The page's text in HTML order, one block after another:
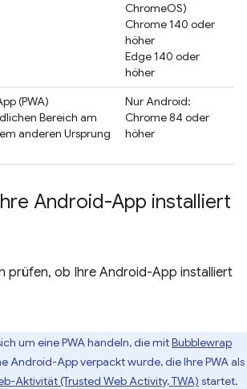
ChromeOS)
Chrome 140 oder
höher
Edge 140 oder
höher
(PWA)
Bereich am
anderen Ursprung
Nur Android:
Chrome 84 oder
höher
Android-App installiert
prüfen, ob Ihre Android-App installiert
um eine PWA handeln, die mitBubblewrap
Android-App verpackt wurde, die Ihre PWA als
Aktivität (Trusted Web Activity, TWA) startet.